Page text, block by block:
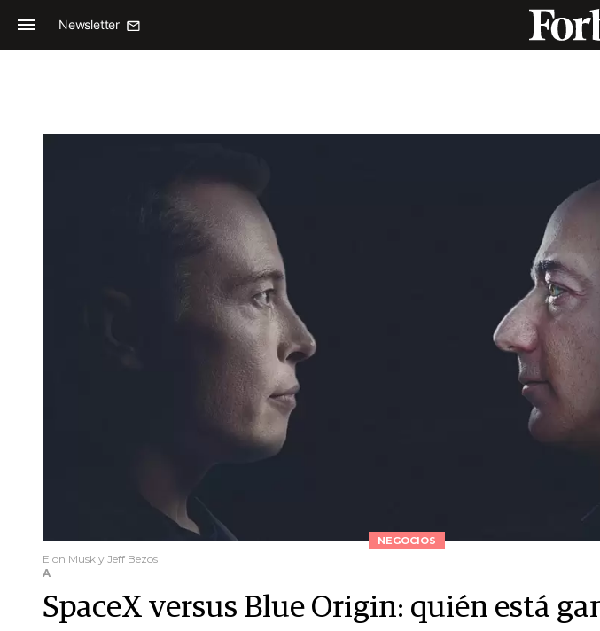
Newsletter
NEGOCIOS
Elon Musk y Jeff Bezos
A
SpaceX versus Blue Origin: quién está